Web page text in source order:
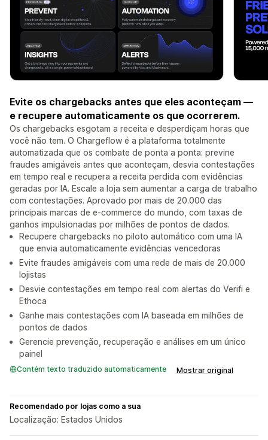
Evite os chargebacks antes que eles aconteçam —
e recupere automaticamente os que ocorrerem.
Os chargebacks esgotam a receita e desperdiçam horas que
você não tem. O Chargeflow é a plataforma totalmente
automatizada que os combate de ponta a ponta: previne
fraudes amigáveis antes que aconteçam, desvia contestações
em tempo real e recupera a receita perdida com evidências
geradas por IA. Escale a loja sem aumentar a carga de trabalho
com contestações. Aprovado por mais de 20.000 das
principais marcas de e-commerce do mundo, com taxas de
ganhos impulsionadas por milhões de pontos de dados.
Recupere chargebacks no piloto automático com uma IA
que envia automaticamente evidências vencedoras
Evite fraudes amigáveis com uma rede de mais de 20.000
lojistas
Desvie contestações em tempo real com alertas do Verifi e
Ethoca
Ganhe mais contestações com IA baseada em milhões de
pontos de dados
Gerencie prevenção, recuperação e análises em um único
painel
Contém texto traduzido automaticamente Mostrar original
Recomendado por lojas como a sua
Localização: Estados Unidos